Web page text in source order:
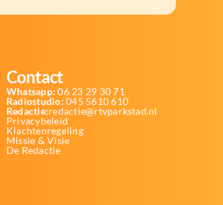
Contact
Whatsapp: 06 23 29 30 71
Radiostudio: 045 5610 610
Redactie:redactie@rtvparkstad.nl
Privacybeleid
Klachtenregeling
Missie & Visie
De Redactie